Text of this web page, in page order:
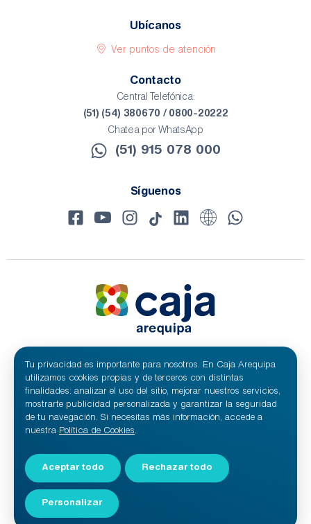
Ubícanos
Ver puntos de atención
Contacto
Central Telefónica:
(51) (54) 380670 / 0800-20222
Chatea por WhatsApp
(51) 915 078 000​
Síguenos
© 2024 Caja Arequipa - RUC 20100209641
Todos los derechos reservados.
Caja Municipal de Ahorro y Crédito de Arequipa S.A.
Tu privacidad es importante para nosotros. En Caja Arequipa
utilizamos cookies propias y de terceros con distintas
finalidades: analizar el uso del sitio, mejorar nuestros servicios,
mostrarte publicidad personalizada y garantizar la seguridad
de tu navegación. Si necesitas más información, accede a
nuestra Política de Cookies.
Aceptar todo Rechazar todo
Personalizar